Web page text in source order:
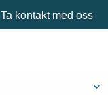
Ta kontakt med oss